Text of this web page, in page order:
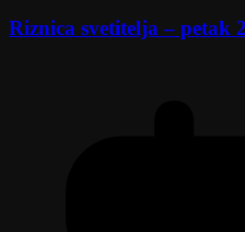
Riznica svetitelja – petak